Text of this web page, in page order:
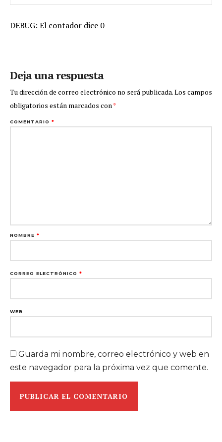
DEBUG: El contador dice 0
Deja una respuesta
Tu dirección de correo electrónico no será publicada.Los campos
obligatorios están marcados con*
COMENTARIO *
NOMBRE *
CORREO ELECTRÓNICO *
WEB
Guarda mi nombre, correo electrónico y web en
este navegador para la próxima vez que comente.